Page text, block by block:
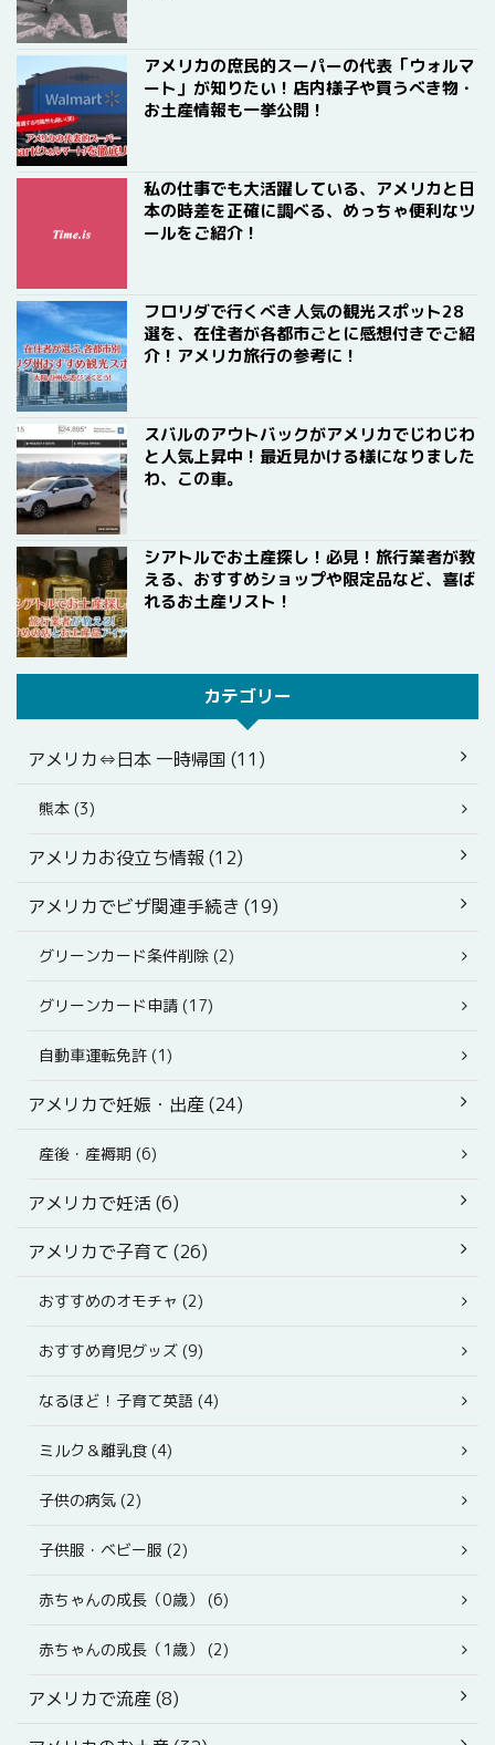
アメリカの庶民的スーパーの代表「ウォルマ
ート」が知りたい！店内様子や買うべき物・
お土産情報も一挙公開！
私の仕事でも大活躍している、アメリカと日
本の時差を正確に調べる、めっちゃ便利なツ
ールをご紹介！
フロリダで行くべき人気の観光スポット28
選を、在住者が各都市ごとに感想付きでご紹
介！アメリカ旅行の参考に！
スバルのアウトバックがアメリカでじわじわ
と人気上昇中！最近見かける様になりました
わ、この車。
シアトルでお土産探し！必見！旅行業者が教
える、おすすめショップや限定品など、喜ば
れるお土産リスト！
カテゴリー
アメリカ⇔日本 一時帰国 (11)
熊本 (3)
アメリカお役立ち情報 (12)
アメリカでビザ関連手続き (19)
グリーンカード条件削除 (2)
グリーンカード申請 (17)
自動車運転免許 (1)
アメリカで妊娠・出産 (24)
産後・産褥期 (6)
アメリカで妊活 (6)
アメリカで子育て (26)
おすすめのオモチャ (2)
おすすめ育児グッズ (9)
なるほど！子育て英語 (4)
ミルク＆離乳食 (4)
子供の病気 (2)
子供服・ベビー服 (2)
赤ちゃんの成長（0歳） (6)
赤ちゃんの成長（1歳） (2)
アメリカで流産 (8)